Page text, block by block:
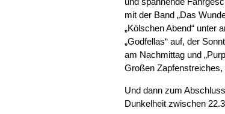
mit der Band „Das
„Kölschen Abend“ unter
„Godfellas“ auf, der
am Nachmittag und
Großen
Und dann zum
Dunkelheit zwischen